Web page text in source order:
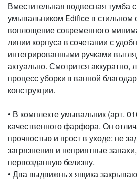
Вместительная подвесная тумба
умывальником Edifice в стильном
воплощение современного
линии корпуса в сочетании с
интегрированными ручками
актуально. Смотрится аккуратно,
процесс уборки в ванной
конструкции.
• В комплекте умывальник (арт.
качественного фарфора. Он
прочностью и прост в уходе: не
загрязнения и неприятные
первозданную белизну.
• Два выдвижных ящика